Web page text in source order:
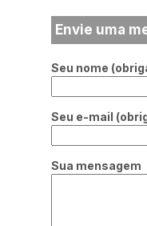
Envie uma
Seu nome
Seu e-mail
Sua mensagem